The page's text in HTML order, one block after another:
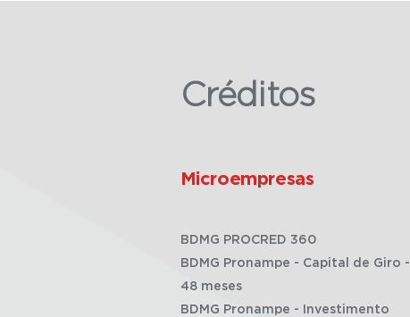
Créditos
Microempresas
BDMG PROCRED 360
BDMG Pronampe - Capital de Giro -
48 meses
BDMG Pronampe - Investimento